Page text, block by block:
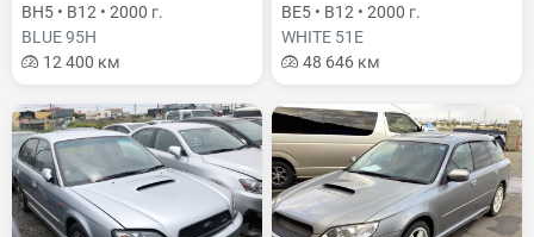
BH5 • B12 • 2000 г.
BLUE 95H
12 400 км
BE5 • B12 • 2000 г.
WHITE 51E
48 646 км